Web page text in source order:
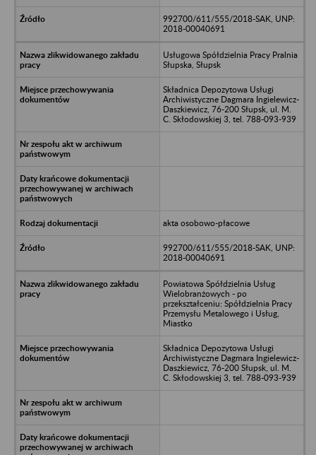
992700/611/555/2018-SAK, UNP:
2018-00040691
Usługowa Spółdzielnia Pracy Pralnia
Słupska, Słupsk
Składnica Depozytowa Usługi
Archiwistyczne Dagmara Ingielewicz-
Daszkiewicz, 76-200 Słupsk, ul. M.
C. Skłodowskiej 3, tel. 788-093-939
akta osobowo-płacowe
992700/611/555/2018-SAK, UNP:
2018-00040691
Powiatowa Spółdzielnia Usług
Wielobranżowych - po
przekształceniu: Spółdzielnia Pracy
Przemysłu Metalowego i Usług,
Miastko
Składnica Depozytowa Usługi
Archiwistyczne Dagmara Ingielewicz-
Daszkiewicz, 76-200 Słupsk, ul. M.
C. Skłodowskiej 3, tel. 788-093-939